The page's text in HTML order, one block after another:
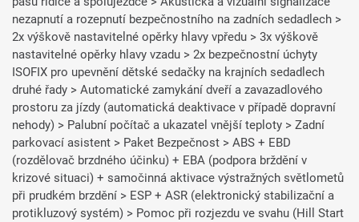
nezapnutí a rozepnutí bezpečnostního na zadních sedadlech >
2x výškově nastavitelné opěrky hlavy vpředu > 3x výškově
nastavitelné opěrky hlavy vzadu > 2x bezpečnostní úchyty
ISOFIX pro upevnění dětské sedačky na krajních sedadlech
druhé řady > Automatické zamykání dveří a zavazadlového
prostoru za jízdy (automatická deaktivace v případě dopravní
nehody) > Palubní počítač a ukazatel vnější teploty > Zadní
parkovací asistent > Paket Bezpečnost > ABS + EBD
(rozdělovač brzdného účinku) + EBA (podpora brždění v
krizové situaci) + samočinná aktivace výstražných světlometů
při prudkém brzdění > ESP + ASR (elektronický stabilizační a
protikluzový systém) > Pomoc při rozjezdu ve svahu (Hill Start